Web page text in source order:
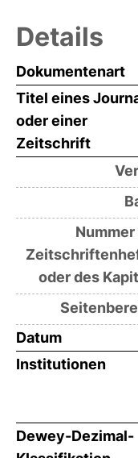
Details
Dokumentenart
Titel eines
oder einer
Zeitschrift
Nummer
oder des
Datum
Institutionen
Dewey-Dezimal-